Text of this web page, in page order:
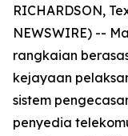
RICHARDSON,
NEWSWIRE) --
rangkaian
kejayaan
sistem
penyedia